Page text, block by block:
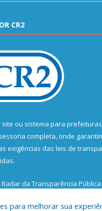
CR2
site ou sistema para prefeituras
completa, onde
exigências das leis de
Radar da Transparência Pública
para melhorar sua